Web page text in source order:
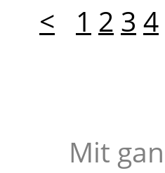
< 1 2 3 4
Mit